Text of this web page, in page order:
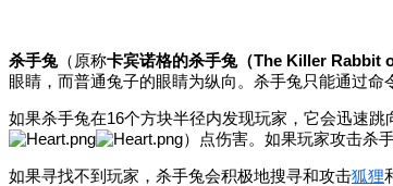
杀手兔（原称卡宾诺格的杀手兔（The Killer Rabbit
眼睛，而普通兔子的眼睛为纵向。杀手兔只能通过命
如果杀手兔在16个方块半径内发现玩家，它会迅速
）
点伤害。如果玩家攻击杀
如果寻找不到玩家，杀手兔会积极地搜寻和攻击狐狸